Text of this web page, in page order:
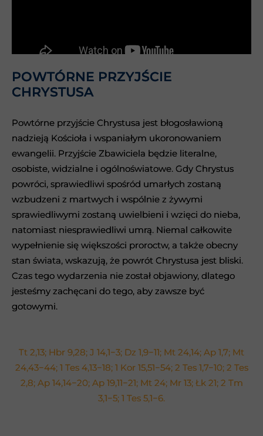
POWTÓRNE PRZYJŚCIE
CHRYSTUSA
Powtórne przyjście Chrystusa jest błogosławioną
nadzieją Kościoła i wspaniałym ukoronowaniem
ewangelii. Przyjście Zbawiciela będzie literalne,
osobiste, widzialne i ogólnoświatowe. Gdy Chrystus
powróci, sprawiedliwi spośród umarłych zostaną
wzbudzeni z martwych i wspólnie z żywymi
sprawiedliwymi zostaną uwielbieni i wzięci do nieba,
natomiast niesprawiedliwi umrą. Niemal całkowite
wypełnienie się większości proroctw, a także obecny
stan świata, wskazują, że powrót Chrystusa jest bliski.
Czas tego wydarzenia nie został objawiony, dlatego
jesteśmy zachęcani do tego, aby zawsze być
gotowymi.
Tt 2,13; Hbr 9,28; J 14,1−3; Dz 1,9−11; Mt 24,14; Ap 1,7; Mt
24,43−44; 1 Tes 4,13−18; 1 Kor 15,51−54; 2 Tes 1,7−10; 2 Tes
2,8; Ap 14,14−20; Ap 19,11−21; Mt 24; Mr 13; Łk 21; 2 Tm
3,1−5; 1 Tes 5,1−6.
POWTÓRNE PRZYJŚCIE
CHRYSTUSA
Powtórne przyjście Chrystusa jest błogosławioną
nadzieją Kościoła i wspaniałym ukoronowaniem
ewangelii. Przyjście Zbawiciela będzie literalne,
osobiste, widzialne i ogólnoświatowe. Gdy Chrystus
powróci, sprawiedliwi spośród umarłych zostaną
wzbudzeni z martwych i wspólnie z żywymi
sprawiedliwymi zostaną uwielbieni i wzięci do nieba,
natomiast niesprawiedliwi umrą. Niemal całkowite
wypełnienie się większości proroctw, a także obecny
stan świata, wskazują, że powrót Chrystusa jest bliski.
Czas tego wydarzenia nie został objawiony, dlatego
jesteśmy zachęcani do tego, aby zawsze być
gotowymi.
Tt 2,13; Hbr 9,28; J 14,1−3; Dz 1,9−11; Mt 24,14; Ap 1,7; Mt
24,43−44; 1 Tes 4,13−18; 1 Kor 15,51−54; 2 Tes 1,7−10; 2 Tes
2,8; Ap 14,14−20; Ap 19,11−21; Mt 24; Mr 13; Łk 21; 2 Tm
3,1−5; 1 Tes 5,1−6.